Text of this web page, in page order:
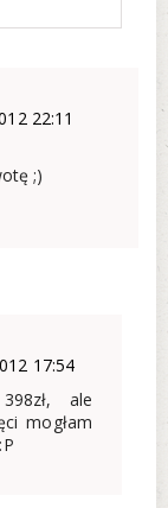
22:11
;)
17:54
ale
mogłam